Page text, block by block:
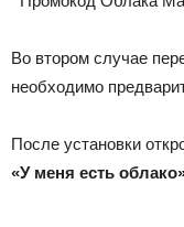
Во втором случае
необходимо
После установки
«У меня есть